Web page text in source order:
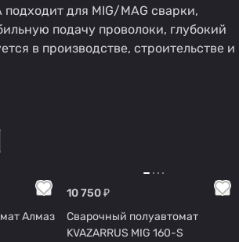
для MIG/MAG сварки,
подачу проволоки, глубокий
в производстве, строительстве и
Полуавтома
т без газа
Полуавтома
т для дома
Алмаз
10 750 ₽
Сварочный полуавтомат
KVAZARRUS MIG 160-S